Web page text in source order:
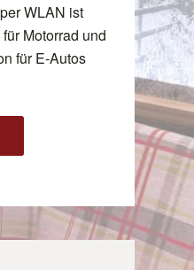
WLAN ist
Motorrad und
für E-Autos